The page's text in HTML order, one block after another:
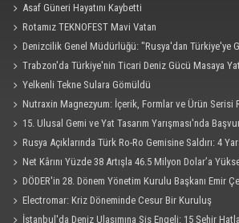
Asaf Güneri Hayatını Kaybetti
Rotamız TEKNOFEST Mavi Vatan
Denizcilik Genel Müdürlüğü: "Rusya'dan Türkiye'ye
Saldırısına Uğradı"
Trabzon'da Türkiye'nin Ticari Deniz Gücü Masaya
Yelkenli Tekne Sulara Gömüldü
Nutraxin Magnezyum: İçerik, Formlar ve Ürün Serisi
15. Ulusal Gemi ve Yat Tasarım Yarışması'nda
Uzatıldı
Rusya Açıklarında Türk Ro-Ro Gemisine Saldırı: 4
Net Kârını Yüzde 38 Artışla 46.5 Milyon Dolar’a
DÖDER'in 28. Dönem Yönetim Kurulu Başkanı Emir
Electromar: Kriz Döneminde Cesur Bir Kuruluş
İstanbul'da Deniz Ulaşımına Sis Engeli: 15 Şehir